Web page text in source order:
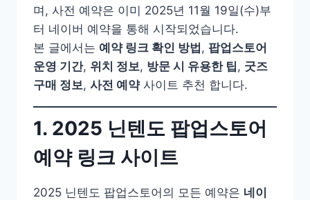
며, 사전 예약은 이미 2025년 11월 19일(수)부
터 네이버 예약을 통해 시작되었습니다.
본 글에서는 예약 링크 확인 방법 , 팝업스토어
운영 기간, 위치 정보, 방문 시 유용한 팁, 굿즈
구매 정보, 사전 예약사이트 추천 합니다.
1. 2025 닌텐도 팝업스토어
예약 링크 사이트
2025 닌텐도 팝업스토어의 모든 예약은 네이